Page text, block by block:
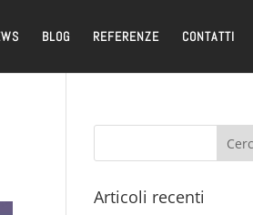
BLOG REFERENZE CONTATTI
Articoli recenti